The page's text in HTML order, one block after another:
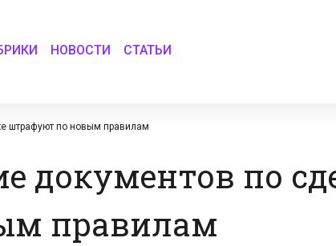
НОВОСТИ СТАТЬИ
штрафуют по новым правилам
документов по
правилам